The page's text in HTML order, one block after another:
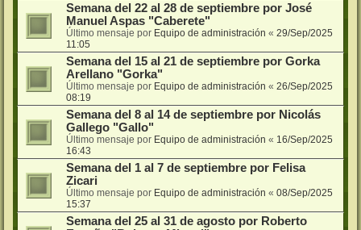
Semana del 22 al 28 de septiembre por José
Manuel Aspas "Caberete"
Último mensaje por Equipo de administración « 29/Sep/2025
11:05
Semana del 15 al 21 de septiembre por Gorka
Arellano "Gorka"
Último mensaje por Equipo de administración « 26/Sep/2025
08:19
Semana del 8 al 14 de septiembre por Nicolás
Gallego "Gallo"
Último mensaje por Equipo de administración « 16/Sep/2025
16:43
Semana del 1 al 7 de septiembre por Felisa
Zicari
Último mensaje por Equipo de administración « 08/Sep/2025
15:37
Semana del 25 al 31 de agosto por Roberto